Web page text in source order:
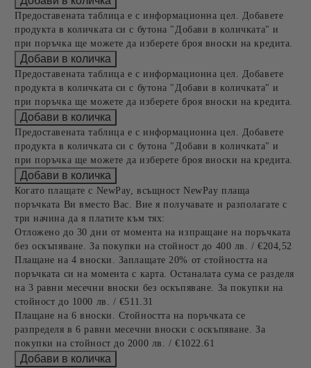
Предоставената таблица е с информационна цел. Добавете
продукта в количката си с бутона "Добави в количката" и
при поръчка ще можете да изберете броя вноски на кредита.
Предоставената таблица е с информационна цел. Добавете
продукта в количката си с бутона "Добави в количката" и
при поръчка ще можете да изберете броя вноски на кредита.
Предоставената таблица е с информационна цел. Добавете
продукта в количката си с бутона "Добави в количката" и
при поръчка ще можете да изберете броя вноски на кредита.
Когато плащате с NewPay, всъщност NewPay плаща
поръчката Ви вместо Вас. Вие я получавате и разполагате с
три начина да я платите към тях:
Отложено до 30 дни от момента на изпращане на поръчката
без оскъпяване. За покупки на стойност до 400 лв. / €204,52
Плащане на 4 вноски. Заплащате 20% от стойността на
поръчката си на момента с карта. Останалата сума се разделя
на 3 равни месечни вноски без оскъпяване. За покупки на
стойност до 1000 лв. / €511.31
Плащане на 6 вноски. Стойността на поръчката се
разпределя в 6 равни месечни вноски с оскъпяване. За
покупки на стойност до 2000 лв. / €1022.61